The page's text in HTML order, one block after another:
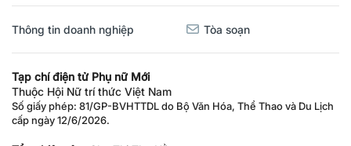
Thông tin doanh nghiệp Tòa soạn
Tạp chí điện tử Phụ nữ Mới
Thuộc Hội Nữ trí thức Việt Nam
Số giấy phép: 81/GP-BVHTTDL do Bộ Văn Hóa, Thể Thao và Du Lịch
cấp ngày 12/6/2026.